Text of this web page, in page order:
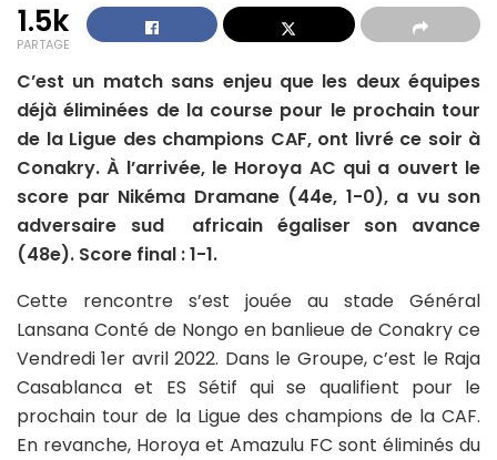
1.5k
PARTAGE
C’est un match sans enjeu que les deux équipes
déjà éliminées de la course pour le prochain tour
de la Ligue des champions CAF, ont livré ce soir à
Conakry. À l’arrivée, le Horoya AC qui a ouvert le
score par Nikéma Dramane (44e, 1-0), a vu son
adversaire sud africain égaliser son avance
(48e). Score final : 1-1.
Cette rencontre s’est jouée au stade Général
Lansana Conté de Nongo en banlieue de Conakry ce
Vendredi 1er avril 2022. Dans le Groupe, c’est le Raja
Casablanca et ES Sétif qui se qualifient pour le
prochain tour de la Ligue des champions de la CAF.
En revanche, Horoya et Amazulu FC sont éliminés du